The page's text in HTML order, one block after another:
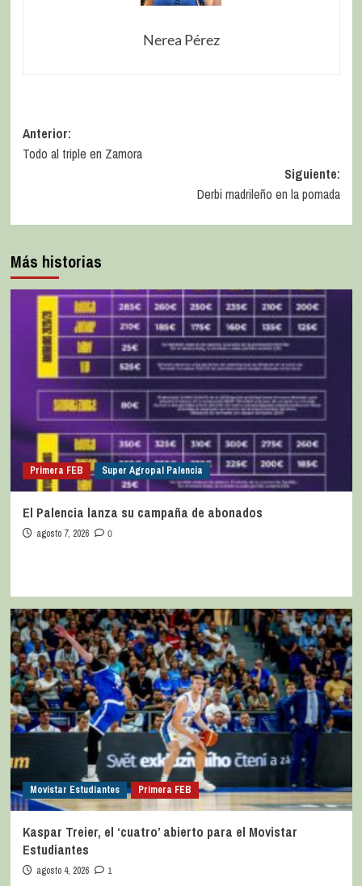
Nerea Pérez
Anterior:
Todo al triple en Zamora
Siguiente:
Derbi madrileño en la pomada
Más historias
Primera FEB Super Agropal Palencia
El Palencia lanza su campaña de abonados
agosto 7, 2026 0
Movistar Estudiantes Primera FEB
Kaspar Treier, el ‘cuatro’ abierto para el Movistar
Estudiantes
agosto 4, 2026 1